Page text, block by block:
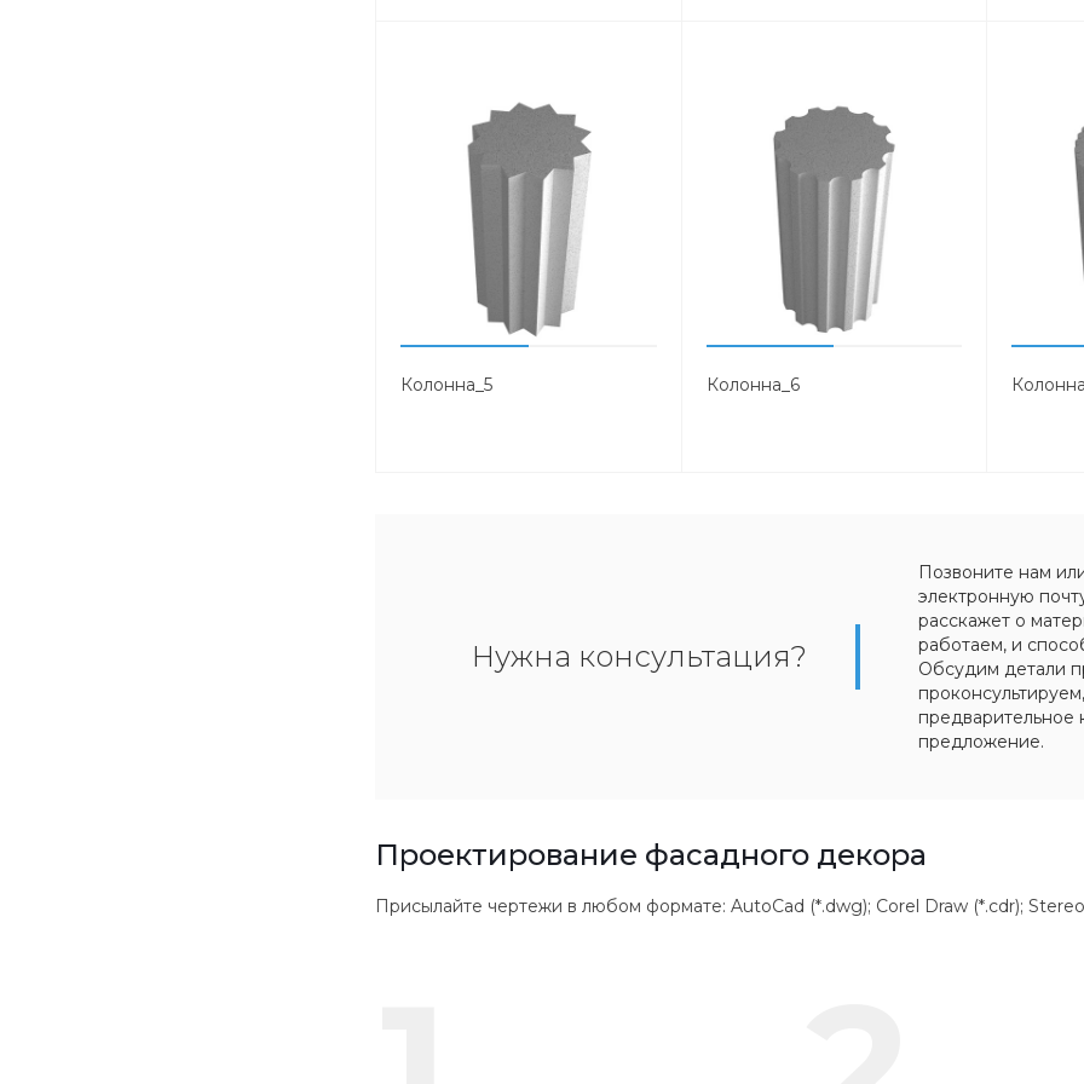
Колонна_5 Колонна_6
Нужна консультация?
Позвоните нам
электронную
расскажет о
работаем, и
Обсудим детали
предварительное
предложение.
Проектирование фасадного декора
Присылайте чертежи в любом формате: AutoCad (*.dwg); Corel Draw (*.cdr);